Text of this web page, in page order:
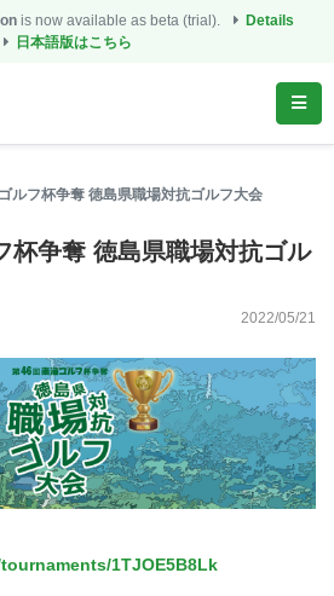
is now available as beta (trial).
Details
日本語版はこちら
ルフ杯争奪 徳島県職場対抗ゴルフ大会
杯争奪 徳島県職場対抗ゴル
2022/05/21
1TJOE5B8Lk